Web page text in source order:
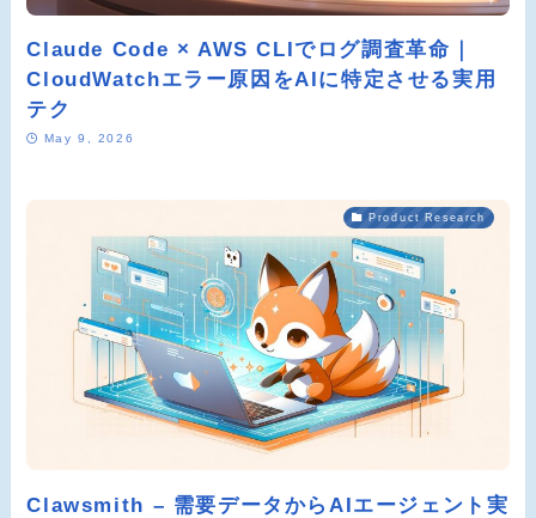
Claude Code × AWS CLIでログ調査革命｜
CloudWatchエラー原因をAIに特定させる実用
テク
May 9, 2026
Product Research
Clawsmith – 需要データからAIエージェント実